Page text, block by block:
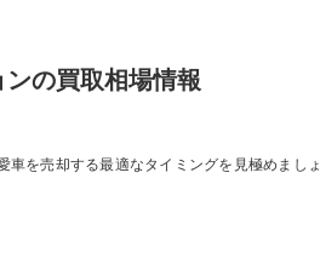
の買取相場情報
を売却する最適なタイミングを見極めましょ